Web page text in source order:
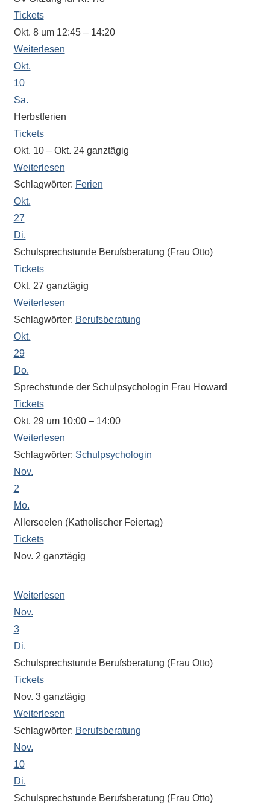
Sportwettkampf,
Musik-
oder
oder
Reise
–
unsere
Schülerinnen
und
Schüler
sind
dabei!
Sollten
Sie
einmal
nicht
finden,
stehen
am
Ende
jeder
Seite
verschiedene
Möglichkeiten
der
Suche
zur
Tickets
Okt. 8 um 12:45 – 14:20
Weiterlesen
Okt.
10
Sa.
Herbstferien
Tickets
Okt. 10 – Okt. 24 ganztägig
Weiterlesen
Schlagwörter: Ferien
Okt.
27
Di.
Schulsprechstunde Berufsberatung (Frau Otto)
Tickets
Okt. 27 ganztägig
Weiterlesen
Schlagwörter: Berufsberatung
Okt.
29
Do.
Sprechstunde der Schulpsychologin Frau Howard
Tickets
Okt. 29 um 10:00 – 14:00
Weiterlesen
Schlagwörter: Schulpsychologin
Nov.
2
Mo.
Allerseelen (Katholischer Feiertag)
Tickets
Nov. 2 ganztägig
Weiterlesen
Nov.
3
Di.
Schulsprechstunde Berufsberatung (Frau Otto)
Tickets
Nov. 3 ganztägig
Weiterlesen
Schlagwörter: Berufsberatung
Nov.
10
Di.
Schulsprechstunde Berufsberatung (Frau Otto)